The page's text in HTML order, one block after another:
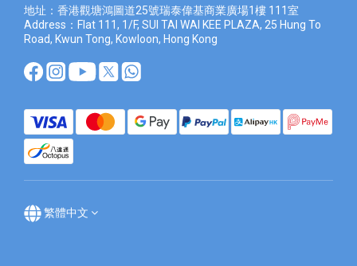
地址：香港觀塘鴻圖道25號瑞泰偉基商業廣場1樓 111室
Address：Flat 111, 1/F, SUI TAI WAI KEE PLAZA, 25 Hung To
Road, Kwun Tong, Kowloon, Hong Kong
繁體中文